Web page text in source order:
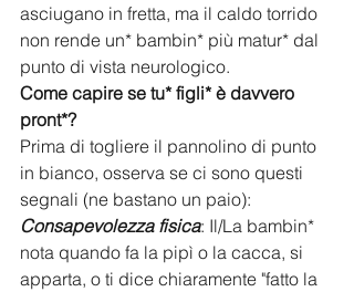
asciugano in fretta, ma il caldo torrido
non rende un* bambin* più matur* dal
punto di vista neurologico.
​Come capire se tu* figli* è davvero
pront*?
​Prima di togliere il pannolino di punto
in bianco, osserva se ci sono questi
segnali (ne bastano un paio):
​Consapevolezza fisica: Il/La bambin*
nota quando fa la pipì o la cacca, si
apparta, o ti dice chiaramente "fatto la